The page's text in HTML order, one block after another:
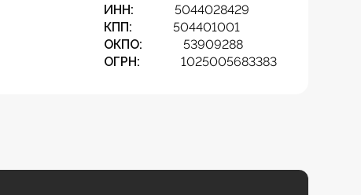
ИНН:
5044028429
КПП:
504401001
ОКПО:
53909288
ОГРН:
1025005683383